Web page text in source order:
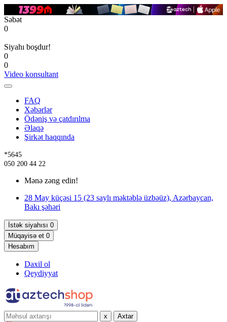
Səbət
0
Siyahı boşdur!
0
0
Video konsultant
FAQ
Xəbərlər
Ödəniş və çatdırılma
Əlaqə
Şirkət haqqında
*5645
050 200 44 22
Mənə zəng edin!
28 May küçəsi 15 (23 saylı məktəblə üzbəüz), Azərbaycan,
Bakı şəhəri
İstək siyahısı 0
Müqayisə et 0
Hesabım
Daxil ol
Qeydiyyat
x Axtar